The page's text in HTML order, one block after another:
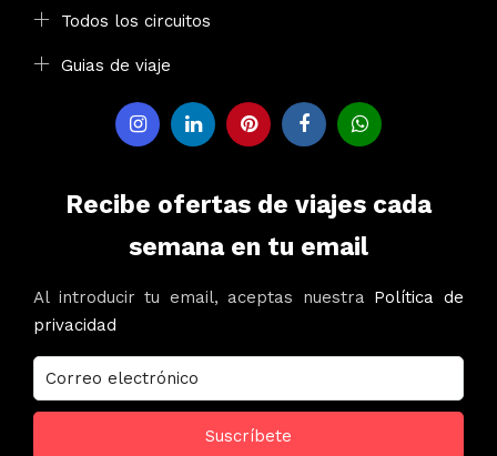
Todos los circuitos
Guias de viaje
Recibe ofertas de viajes cada
semana en tu email
Al introducir tu email, aceptas nuestra Política de
privacidad